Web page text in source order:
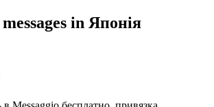
in Японія